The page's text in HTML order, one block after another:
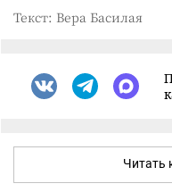
Текст: Вера Басилая
Читать